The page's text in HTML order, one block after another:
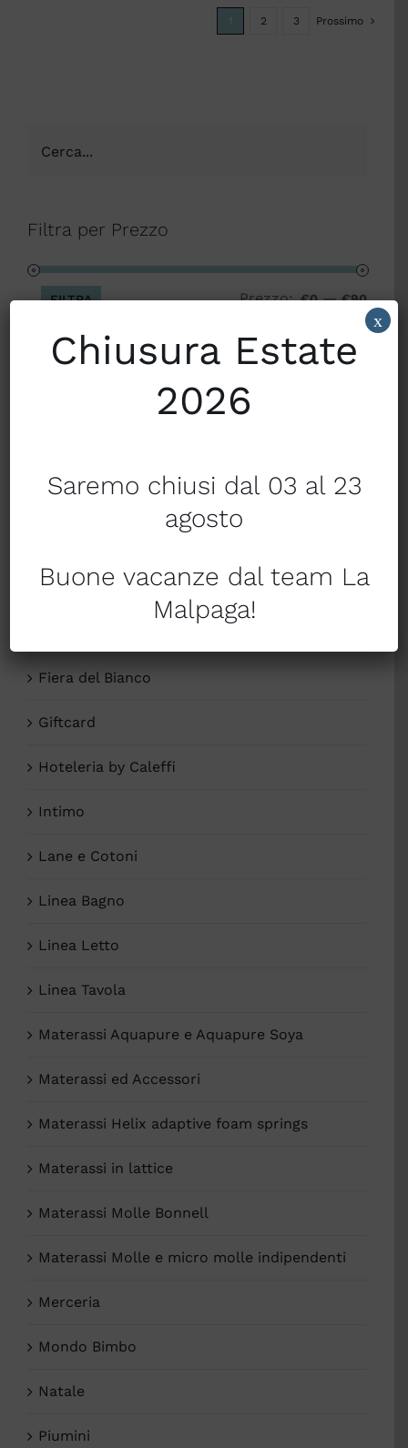
1 2 3 Prossimo
Filtra per Prezzo
Min
Max
FILTRA Prezzo:€0—€90
- Materassi Elastocell
Arredocasa
Fiera del Bianco
Giftcard
Hoteleria by Caleffi
Intimo
Lane e Cotoni
Linea Bagno
Linea Letto
Linea Tavola
Materassi Aquapure e Aquapure Soya
Materassi ed Accessori
Materassi Helix adaptive foam springs
Materassi in lattice
Materassi Molle Bonnell
Materassi Molle e micro molle indipendenti
Merceria
Mondo Bimbo
Natale
Piumini
Chiusura Estate
2026
Saremo chiusi dal 03 al 23
agosto
Buone vacanze dal team La
Malpaga!
x